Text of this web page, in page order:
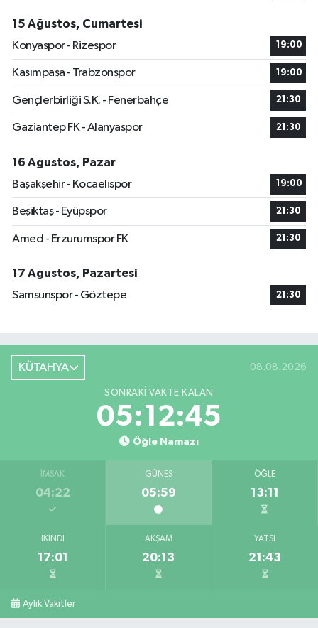
15 Ağustos, Cumartesi
Konyaspor - Rizespor
19:00
Kasımpaşa - Trabzonspor 19:00
Gençlerbirliği S.K. - Fenerbahçe 21:30
Gaziantep FK - Alanyaspor 21:30
16 Ağustos, Pazar
Başakşehir - Kocaelispor
19:00
Beşiktaş - Eyüpspor 21:30
Amed - Erzurumspor FK 21:30
17 Ağustos, Pazartesi
Samsunspor - Göztepe
21:30
KÜTAHYA 08.08.2026
SONRAKI VAKTE KALAN
05:12:45
Öğle Namazı
İMSAK
04:22
GÜNEŞ
05:59
ÖĞLE
13:11
İKINDI
17:01
AKŞAM
20:13
YATSI
21:43
Aylık Vakitler